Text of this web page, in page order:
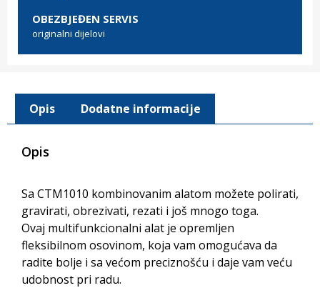
OBEZBJEĐEN SERVIS
originalni dijelovi
Opis Dodatne informacije
Opis
Sa CTM1010 kombinovanim alatom možete polirati,
gravirati, obrezivati, rezati i još mnogo toga.
Ovaj multifunkcionalni alat je opremljen
fleksibilnom osovinom, koja vam omogućava da
radite bolje i sa većom preciznošću i daje vam veću
udobnost pri radu.